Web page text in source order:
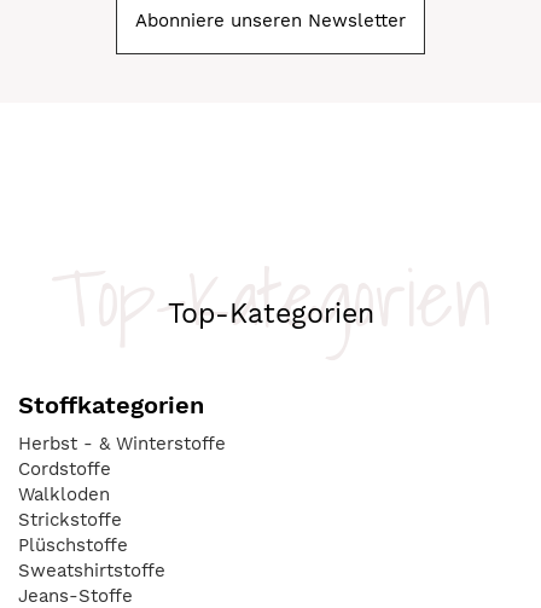
Abonniere unseren Newsletter
Top-Kategorien
Top-Kategorien
Stoffkategorien
Herbst - & Winterstoffe
Cordstoffe
Walkloden
Strickstoffe
Plüschstoffe
Sweatshirtstoffe
Jeans-Stoffe